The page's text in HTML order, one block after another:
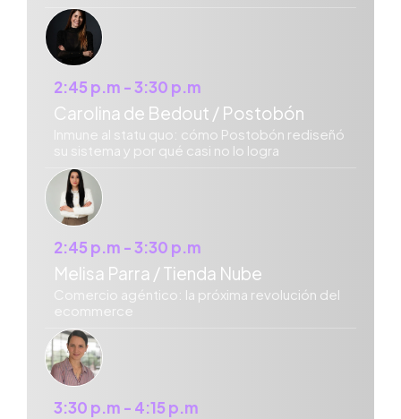
2:45 p.m - 3:30 p.m
Carolina de Bedout / Postobón
Inmune al statu quo: cómo Postobón rediseñó
su sistema y por qué casi no lo logra
2:45 p.m - 3:30 p.m
Melisa Parra / Tienda Nube
Comercio agéntico: la próxima revolución del
ecommerce
3:30 p.m - 4:15 p.m